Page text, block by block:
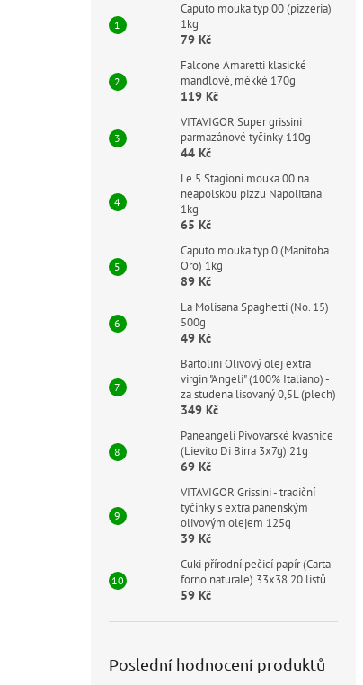
Caputo mouka typ 00 (pizzeria)
1kg
79 Kč
Falcone Amaretti klasické
mandlové, měkké 170g
119 Kč
VITAVIGOR Super grissini
parmazánové tyčinky 110g
44 Kč
Le 5 Stagioni mouka 00 na
neapolskou pizzu Napolitana
1kg
65 Kč
Caputo mouka typ 0 (Manitoba
Oro) 1kg
89 Kč
La Molisana Spaghetti (No. 15)
500g
49 Kč
Bartolini Olivový olej extra
virgin "Angeli" (100% Italiano) -
za studena lisovaný 0,5L (plech)
349 Kč
Paneangeli Pivovarské kvasnice
(Lievito Di Birra 3x7g) 21g
69 Kč
VITAVIGOR Grissini - tradiční
tyčinky s extra panenským
olivovým olejem 125g
39 Kč
Cuki přírodní pečicí papír (Carta
forno naturale) 33x38 20 listů
59 Kč
Poslední hodnocení produktů